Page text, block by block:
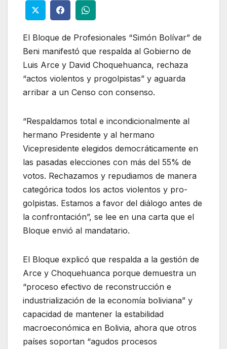
El Bloque de Profesionales “Simón Bolívar” de
Beni manifestó que respalda al Gobierno de
Luis Arce y David Choquehuanca, rechaza
“actos violentos y progolpistas” y aguarda
arribar a un Censo con consenso.
“Respaldamos total e incondicionalmente al
hermano Presidente y al hermano
Vicepresidente elegidos democráticamente en
las pasadas elecciones con más del 55% de
votos. Rechazamos y repudiamos de manera
categórica todos los actos violentos y pro-
golpistas. Estamos a favor del diálogo antes de
la confrontación”, se lee en una carta que el
Bloque envió al mandatario.
El Bloque explicó que respalda a la gestión de
Arce y Choquehuanca porque demuestra un
“proceso efectivo de reconstrucción e
industrialización de la economía boliviana” y
capacidad de mantener la estabilidad
macroeconómica en Bolivia, ahora que otros
países soportan “agudos procesos